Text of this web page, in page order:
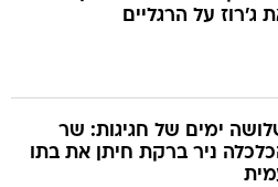
ג'רוז על הרגליים
ימים של חגיגות: שר
ניר ברקת חיתן את בתו